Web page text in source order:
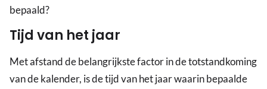
bepaald?
Tijd van het jaar
Met afstand de belangrijkste factor in de totstandkoming
van de kalender, is de tijd van het jaar waarin bepaalde